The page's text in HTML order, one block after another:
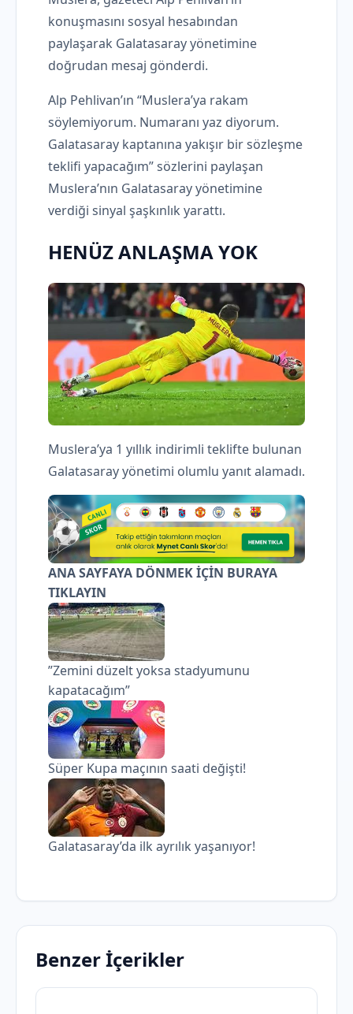
konuşmasını sosyal hesabından
paylaşarak Galatasaray yönetimine
doğrudan mesaj gönderdi.
Alp Pehlivan’ın “Muslera’ya rakam
söylemiyorum. Numaranı yaz diyorum.
Galatasaray kaptanına yakışır bir sözleşme
teklifi yapacağım” sözlerini paylaşan
Muslera’nın Galatasaray yönetimine
verdiği sinyal şaşkınlık yarattı.
HENÜZ ANLAŞMA YOK
Muslera’ya 1 yıllık indirimli teklifte bulunan
Galatasaray yönetimi olumlu yanıt alamadı.
ANA SAYFAYA DÖNMEK İÇİN BURAYA
TIKLAYIN
”Zemini düzelt yoksa stadyumunu
kapatacağım”
Süper Kupa maçının saati değişti!
Galatasaray’da ilk ayrılık yaşanıyor!
Benzer İçerikler